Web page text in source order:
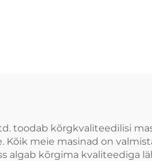
toodab kõrgkvaliteedilisi
Kõik meie masinad on
algab kõrgima kvaliteediga